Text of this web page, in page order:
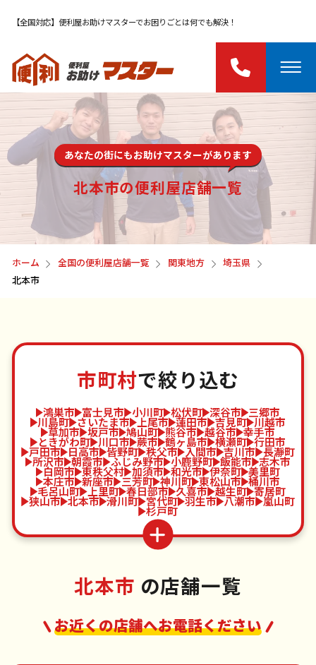
【全国対応】便利屋お助けマスターでお困りごとは何でも解決！
あなたの街にもお助けマスターがあります
北本市の便利屋店舗一覧
ホーム 全国の便利屋店舗一覧 関東地方
埼玉県
北本市
市町村で絞り込む
鴻巣市 富士見市 小川町 松伏町 深谷市 三郷市
川島町 さいたま市 上尾市 蓮田市 吉見町 川越市
草加市 坂戸市 鳩山町 熊谷市 越谷市 幸手市
ときがわ町 川口市 蕨市 鶴ヶ島市 横瀬町 行田市
戸田市 日高市 皆野町 秩父市 入間市 吉川市 長瀞町
所沢市 朝霞市 ふじみ野市 小鹿野町 飯能市 志木市
白岡市 東秩父村 加須市 和光市 伊奈町 美里町
本庄市 新座市 三芳町 神川町 東松山市 桶川市
毛呂山町 上里町 春日部市 久喜市 越生町 寄居町
狭山市 北本市 滑川町 宮代町 羽生市 八潮市 嵐山町
杉戸町
北本市 の店舗一覧
お近くの店舗へお電話ください